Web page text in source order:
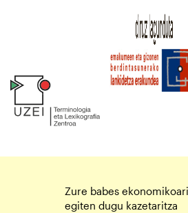
Zure babes
egiten dugu kazetaritza